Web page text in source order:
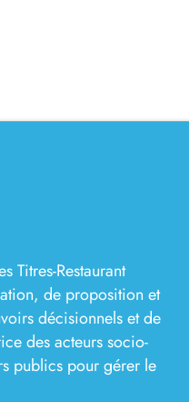
Titres-Restaurant
de proposition et
décisionnels et de
des acteurs socio-
publics pour gérer le